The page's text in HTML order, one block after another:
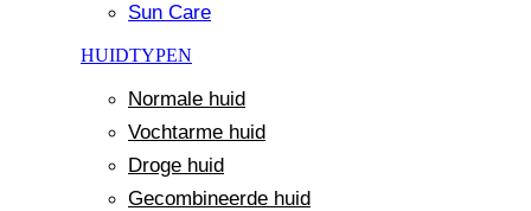
Sun Care
HUIDTYPEN
Normale huid
Vochtarme huid
Droge huid
Gecombineerde huid